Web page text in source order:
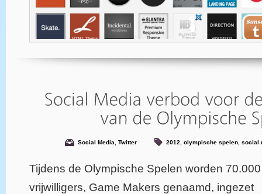
Social Media Twitter 2012 olympische spelen social
Tijdens de Olympische Spelen worden 70.000
vrijwilligers, Game Makers genaamd, ingezet